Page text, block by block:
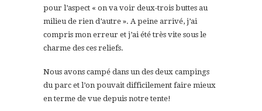
pour l’aspect « on va voir deux-trois buttes au
milieu de rien d’autre ». A peine arrivé, j’ai
compris mon erreur et j’ai été très vite sous le
charme des ces reliefs.
Nous avons campé dans un des deux campings
du parc et l’on pouvait difficilement faire mieux
en terme de vue depuis notre tente!